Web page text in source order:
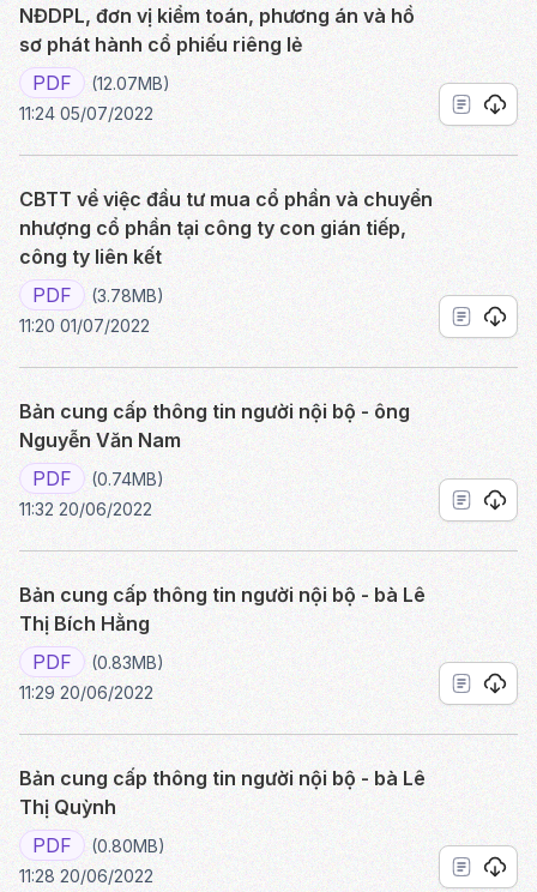
NĐDPL, đơn vị kiểm toán, phương án và hồ
sơ phát hành cổ phiếu riêng lẻ
PDF
(12.07MB)
11:24 05/07/2022
CBTT về việc đầu tư mua cổ phần và chuyển
nhượng cổ phần tại công ty con gián tiếp,
công ty liên kết
PDF
(3.78MB)
11:20 01/07/2022
Bản cung cấp thông tin người nội bộ - ông
Nguyễn Văn Nam
PDF
(0.74MB)
11:32 20/06/2022
Bản cung cấp thông tin người nội bộ - bà Lê
Thị Bích Hằng
PDF
(0.83MB)
11:29 20/06/2022
Bản cung cấp thông tin người nội bộ - bà Lê
Thị Quỳnh
PDF
(0.80MB)
11:28 20/06/2022